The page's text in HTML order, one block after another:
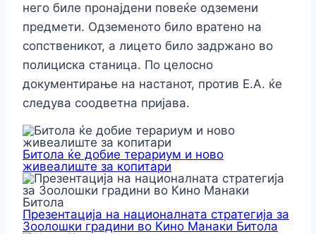
него биле пронајдени повеќе одземени
предмети. Одземеното било вратено на
сопственикот, а лицето било задржано во
полициска станица. По целосно
документирање на настанот, против Е.А. ќе
следува соодветна пријава.
Битола ќе добие терариум и ново
живеалиште за копитари
Презентација на националната стратегија за
Зоолошки градини во Кино Манаки Битола